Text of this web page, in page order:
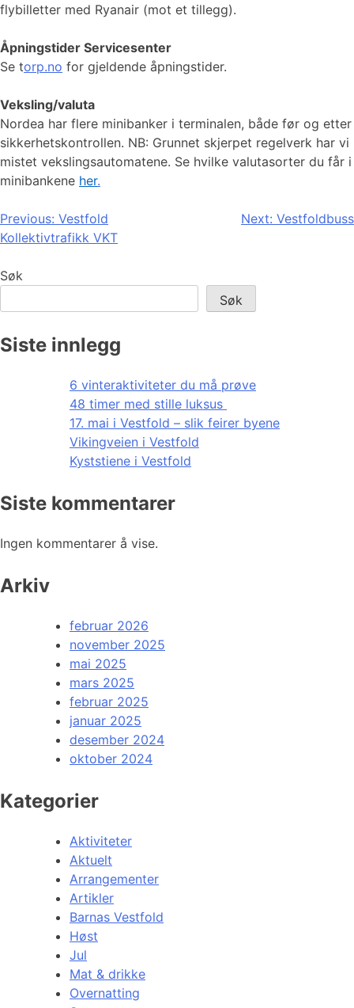
flybilletter med Ryanair (mot et tillegg).
Åpningstider Servicesenter
Se torp.no for gjeldende åpningstider.
Veksling/valuta
Nordea har flere minibanker i terminalen, både før og etter
sikkerhetskontrollen. NB: Grunnet skjerpet regelverk har vi
mistet vekslingsautomatene. Se hvilke valutasorter du får i
minibankene her.
Innleggsnavigasjon
Previous: Vestfold
Kollektivtrafikk VKT
Next: Vestfoldbuss
Søk
Søk
Siste innlegg
6 vinteraktiviteter du må prøve
48 timer med stille luksus
17. mai i Vestfold – slik feirer byene
Vikingveien i Vestfold
Kyststiene i Vestfold
Siste kommentarer
Ingen kommentarer å vise.
Arkiv
februar 2026
november 2025
mai 2025
mars 2025
februar 2025
januar 2025
desember 2024
oktober 2024
Kategorier
Aktiviteter
Aktuelt
Arrangementer
Artikler
Barnas Vestfold
Høst
Jul
Mat & drikke
Overnatting